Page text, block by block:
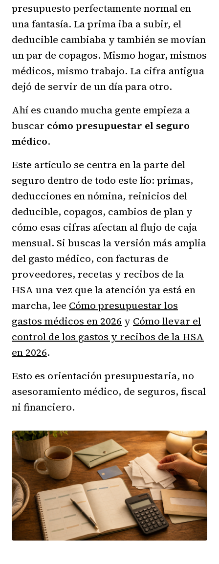
presupuesto perfectamente normal en
una fantasía. La prima iba a subir, el
deducible cambiaba y también se movían
un par de copagos. Mismo hogar, mismos
médicos, mismo trabajo. La cifra antigua
dejó de servir de un día para otro.
Ahí es cuando mucha gente empieza a
buscar cómo presupuestar el seguro
médico.
Este artículo se centra en la parte del
seguro dentro de todo este lío: primas,
deducciones en nómina, reinicios del
deducible, copagos, cambios de plan y
cómo esas cifras afectan al flujo de caja
mensual. Si buscas la versión más amplia
del gasto médico, con facturas de
proveedores, recetas y recibos de la
HSA una vez que la atención ya está en
marcha, lee Cómo presupuestar los
gastos médicos en 2026 y Cómo llevar el
control de los gastos y recibos de la HSA
en 2026.
Esto es orientación presupuestaria, no
asesoramiento médico, de seguros, fiscal
ni financiero.